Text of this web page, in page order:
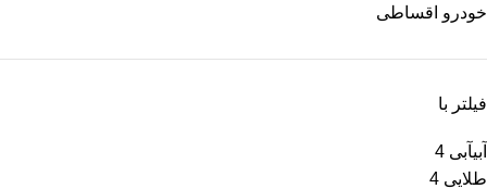
خودرو اقساطی
فیلتر با
آبیآبی 4
طلایی 4